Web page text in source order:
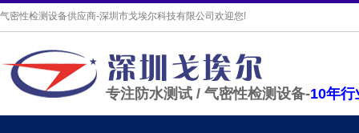
气密性检测设备供应商-深圳市戈埃尔科技有限公司欢迎您!
专注防水测试 / 气密性检测设备-10年行